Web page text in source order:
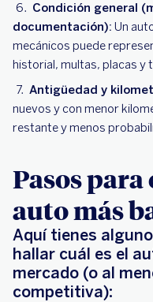
Condición general
documentación): Un
mecánicos puede
historial, multas, placas y
Antigüedad y
nuevos y con menor
restante y menos
Pasos
auto más
Aquí tienes
hallar cuál es el
mercado (o al
competitiva):